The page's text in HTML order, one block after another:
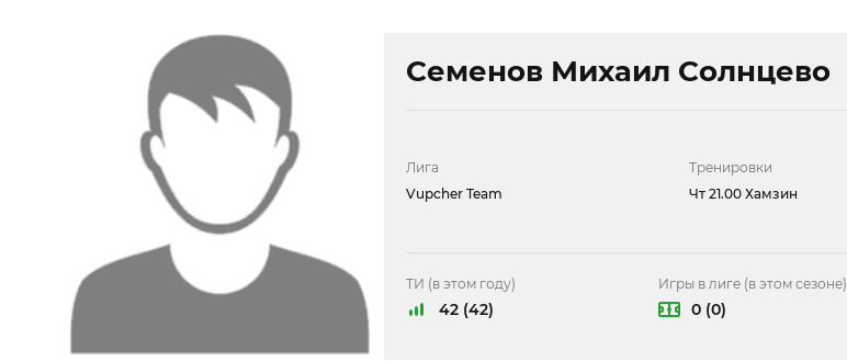
Семенов Михаил Солнцево
Лига
Vupcher Team
Тренировки
Чт 21.00 Хамзин
ТИ (в этом году)
42 (42)
Игры в лиге (в этом сезоне)
0 (0)